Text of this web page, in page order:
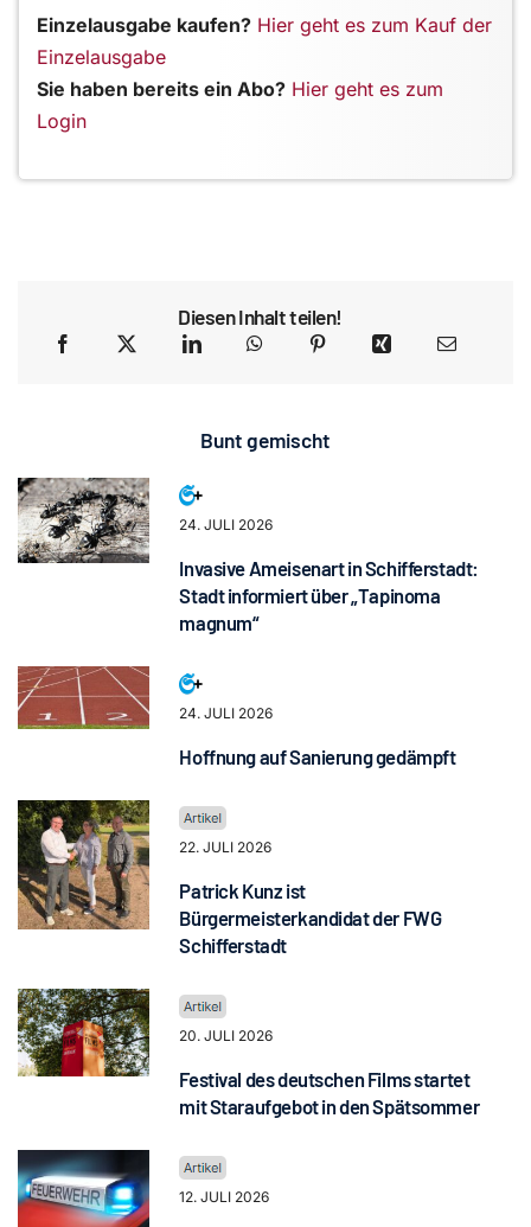
Einzelausgabe kaufen? Hier geht es zum Kauf der
Einzelausgabe
Sie haben bereits ein Abo? Hier geht es zum
Login
Diesen Inhalt teilen!
Bunt gemischt
24. JULI 2026
Invasive Ameisenart in Schifferstadt:
Stadt informiert über „Tapinoma
magnum“
24. JULI 2026
Hoffnung auf Sanierung gedämpft
22. JULI 2026
Patrick Kunz ist
Bürgermeisterkandidat der FWG
Schifferstadt
20. JULI 2026
Festival des deutschen Films startet
mit Staraufgebot in den Spätsommer
12. JULI 2026